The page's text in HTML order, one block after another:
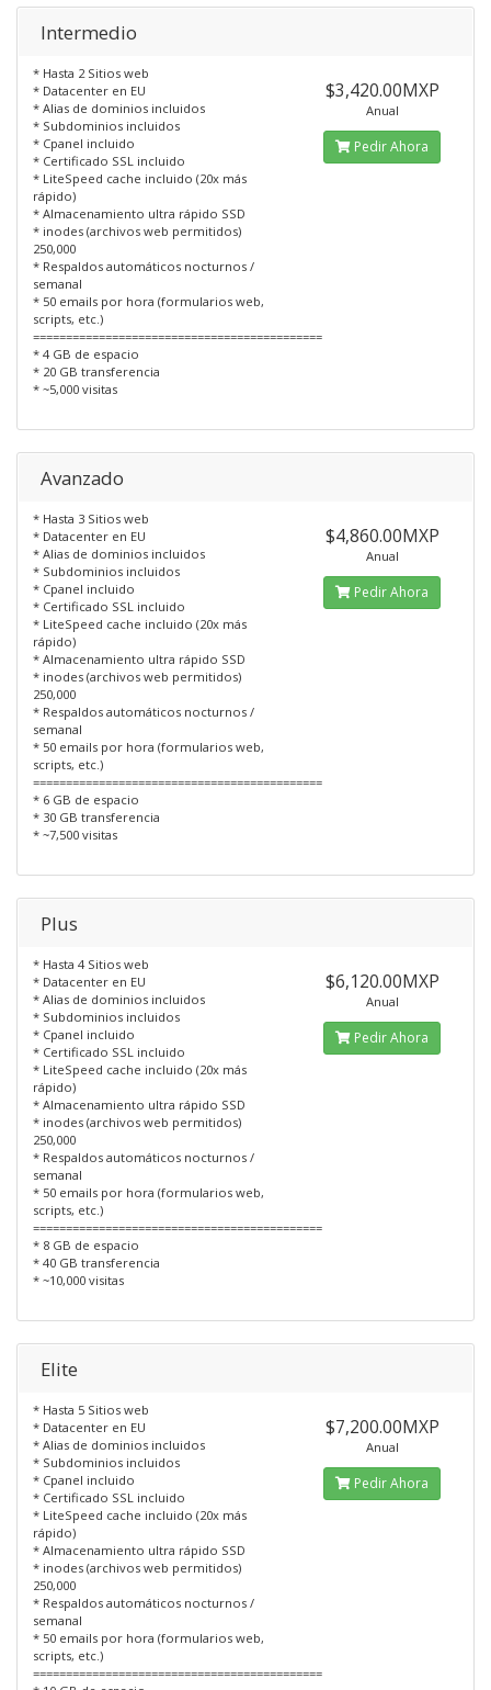
Intermedio
* Hasta 2 Sitios web
* Datacenter en EU
* Alias de dominios incluidos
* Subdominios incluidos
* Cpanel incluido
* Certificado SSL incluido
* LiteSpeed cache incluido (20x más
rápido)
* Almacenamiento ultra rápido SSD
* inodes (archivos web permitidos)
250,000
* Respaldos automáticos nocturnos /
semanal
* 50 emails por hora (formularios web,
scripts, etc.)
============================================
* 4 GB de espacio
* 20 GB transferencia
* ~5,000 visitas
$3,420.00MXP
Anual
Pedir Ahora
Avanzado
* Hasta 3 Sitios web
* Datacenter en EU
* Alias de dominios incluidos
* Subdominios incluidos
* Cpanel incluido
* Certificado SSL incluido
* LiteSpeed cache incluido (20x más
rápido)
* Almacenamiento ultra rápido SSD
* inodes (archivos web permitidos)
250,000
* Respaldos automáticos nocturnos /
semanal
* 50 emails por hora (formularios web,
scripts, etc.)
============================================
* 6 GB de espacio
* 30 GB transferencia
* ~7,500 visitas
$4,860.00MXP
Anual
Pedir Ahora
Plus
* Hasta 4 Sitios web
* Datacenter en EU
* Alias de dominios incluidos
* Subdominios incluidos
* Cpanel incluido
* Certificado SSL incluido
* LiteSpeed cache incluido (20x más
rápido)
* Almacenamiento ultra rápido SSD
* inodes (archivos web permitidos)
250,000
* Respaldos automáticos nocturnos /
semanal
* 50 emails por hora (formularios web,
scripts, etc.)
============================================
* 8 GB de espacio
* 40 GB transferencia
* ~10,000 visitas
$6,120.00MXP
Anual
Pedir Ahora
Elite
* Hasta 5 Sitios web
* Datacenter en EU
* Alias de dominios incluidos
* Subdominios incluidos
* Cpanel incluido
* Certificado SSL incluido
* LiteSpeed cache incluido (20x más
rápido)
* Almacenamiento ultra rápido SSD
* inodes (archivos web permitidos)
250,000
* Respaldos automáticos nocturnos /
semanal
* 50 emails por hora (formularios web,
scripts, etc.)
============================================
$7,200.00MXP
Anual
Pedir Ahora